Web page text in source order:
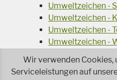
Umweltzeichen -
Umweltzeichen -
Umweltzeichen -
Umweltzeichen -
Wasser - das
Wir verwenden
Serviceleistungen auf